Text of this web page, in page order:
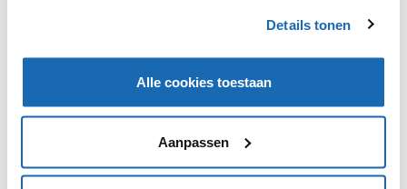
Details tonen
Alle cookies toestaan
Aanpassen
gekozen 'Big City'. De spellen en filters zijn tot minstens